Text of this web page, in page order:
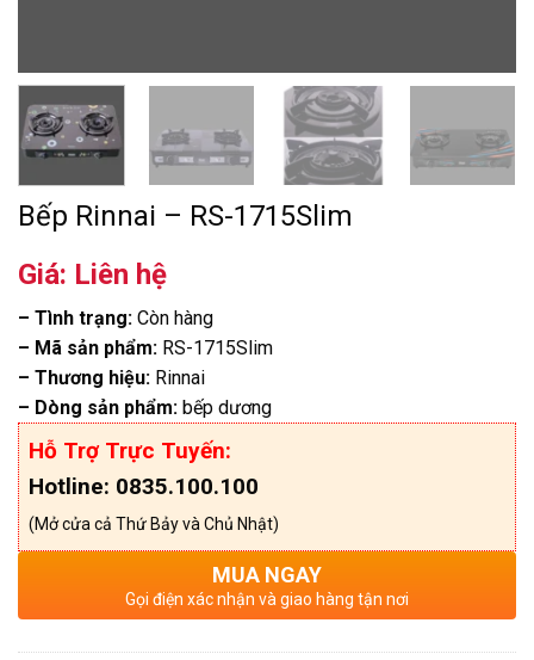
Bếp Rinnai – RS-1715Slim
Giá: Liên hệ
– Tình trạng: Còn hàng
– Mã sản phẩm: RS-1715Slim
– Thương hiệu: Rinnai
– Dòng sản phẩm: bếp dương
Hỗ Trợ Trực Tuyến:
Hotline: 0835.100.100
(Mở cửa cả Thứ Bảy và Chủ Nhật)
MUA NGAY
Gọi điện xác nhận và giao hàng tận nơi